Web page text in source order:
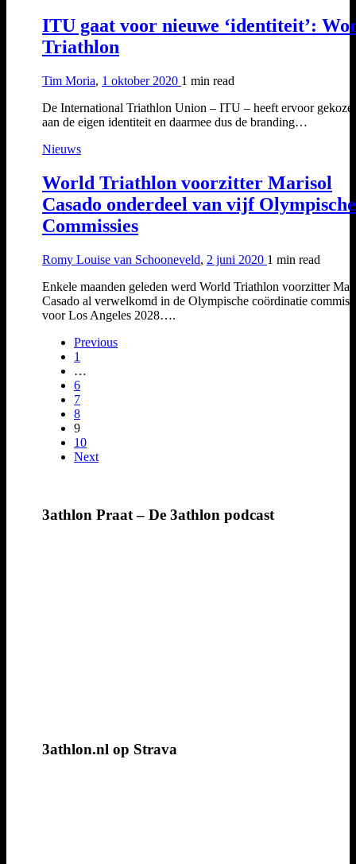
ITU gaat voor nieuwe ‘identiteit’:
Triathlon
Tim Moria, 1 oktober 2020 1 min read
De International Triathlon Union – ITU – heeft ervoor
aan de eigen identiteit en daarmee dus de branding…
Nieuws
World Triathlon voorzitter Marisol
Casado onderdeel van vijf Olympische
Commissies
Romy Louise van Schooneveld, 2 juni 2020 1 min read
Enkele maanden geleden werd World Triathlon voorzitter
Casado al verwelkomd in de Olympische coördinatie
voor Los Angeles 2028….
Previous
1
…
6
7
8
9
10
Next
3athlon Praat – De 3athlon podcast
3athlon.nl op Strava